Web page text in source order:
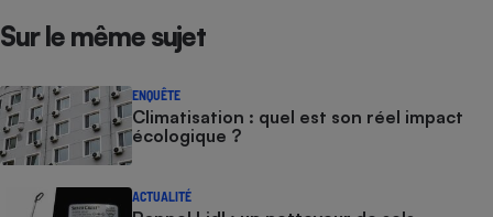
Sur le même sujet
ENQUÊTE
Climatisation : quel est son réel impact
écologique ?
ACTUALITÉ